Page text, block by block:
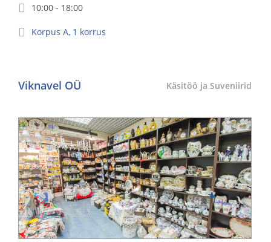
10:00 - 18:00
Korpus A, 1 korrus
Viknavel OÜ Käsitöö ja Suveniirid